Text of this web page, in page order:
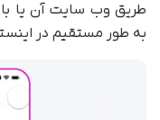
طریق وب سایت آن یا
به طور مستقیم در